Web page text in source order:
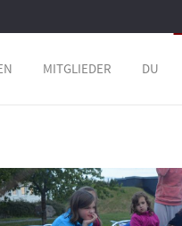
MITGLIEDER DU